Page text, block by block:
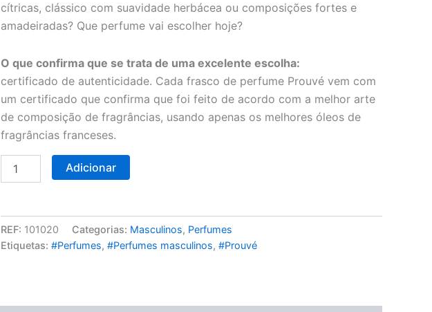
cítricas, clássico com suavidade herbácea ou composições fortes e
amadeiradas? Que perfume vai escolher hoje?
O que confirma que se trata de uma excelente escolha:
certificado de autenticidade. Cada frasco de perfume Prouvé vem com
um certificado que confirma que foi feito de acordo com a melhor arte
de composição de fragrâncias, usando apenas os melhores óleos de
fragrâncias franceses.
Adicionar
REF: 101020 Categorias: Masculinos, Perfumes
Etiquetas: #Perfumes, #Perfumes masculinos, #Prouvé